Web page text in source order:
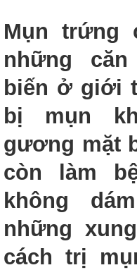
Mụn trứng
những
biến ở giới
bị mụn
gương mặt
còn làm
không
những
cách trị